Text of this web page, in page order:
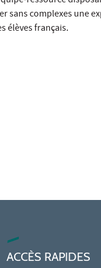
sans complexes une
élèves français.
ACCÈS RAPIDES